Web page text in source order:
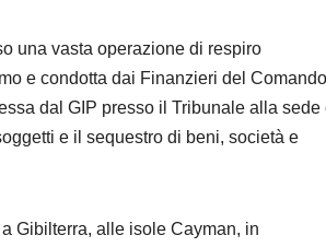
una vasta operazione di respiro
e condotta dai Finanzieri del Comando
dal GIP presso il Tribunale alla sede
e il sequestro di beni, società e
Gibilterra, alle isole Cayman, in